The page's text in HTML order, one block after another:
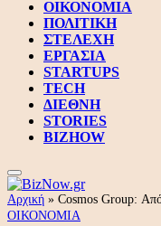
ΟΙΚΟΝΟΜΙΑ
ΠΟΛΙΤΙΚΗ
ΣΤΕΛΕΧΗ
ΕΡΓΑΣΙΑ
STARTUPS
TECH
ΔΙΕΘΝΗ
STORIES
BIZHOW
Αρχική » Cosmos Group:
ΟΙΚΟΝΟΜΙΑ